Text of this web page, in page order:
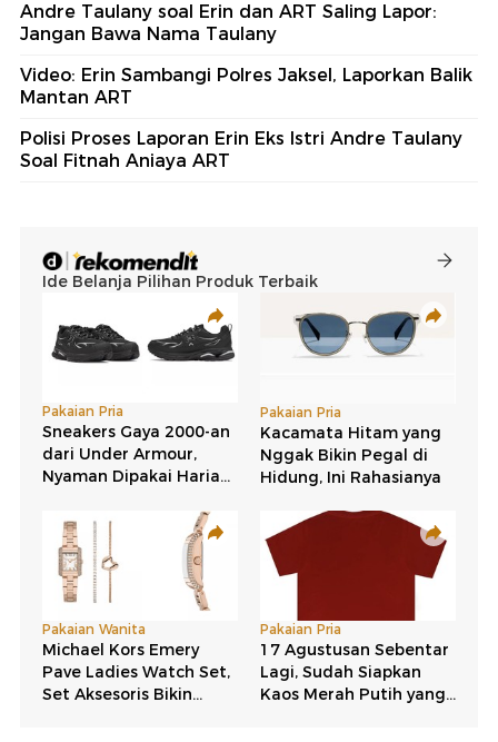
Andre Taulany soal Erin dan ART Saling Lapor:
Jangan Bawa Nama Taulany
Video: Erin Sambangi Polres Jaksel, Laporkan Balik
Mantan ART
Polisi Proses Laporan Erin Eks Istri Andre Taulany
Soal Fitnah Aniaya ART